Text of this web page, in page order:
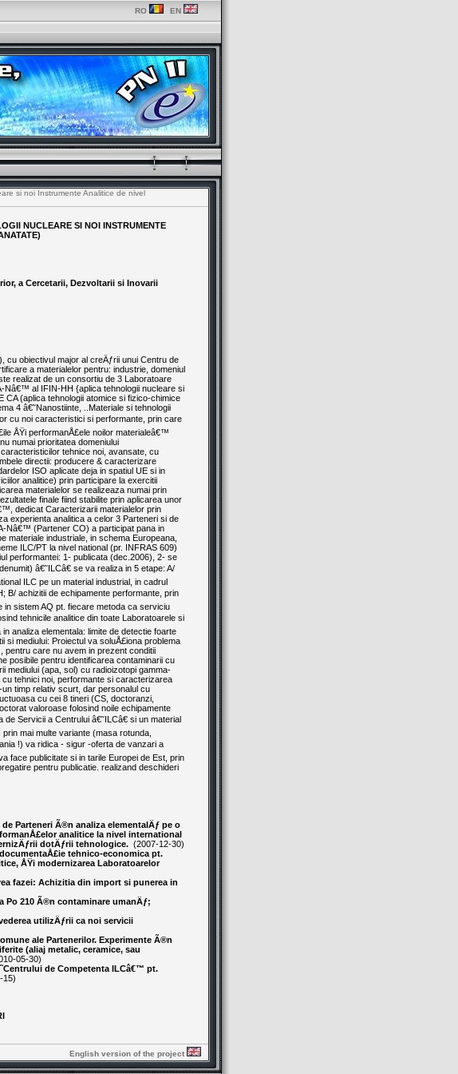
RO EN
si noi Instrumente Analitice de nivel
NUCLEARE SI NOI INSTRUMENTE
a Cercetarii, Dezvoltarii si Inovarii
cu obiectivul major al creÄƒrii unui Centru de
a materialelor pentru: industrie, domeniul
realizat de un consortiu de 3 Laboratoare
Nâ€™ al IFIN-HH {aplica tehnologii nucleare si
CA (aplica tehnologii atomice si fizico-chimice
4 â€˜Nanostiinte, ..Materiale si tehnologii
cu noi caracteristici si performante, prin care
ÅŸi performanÅ£ele noilor materialeâ€™
numai prioritatea domeniului
tehnice noi, avansate, cu
directii: producere & caracterizare
ISO aplicate deja in spatiul UE si in
analitice) prin participare la exercitii
materialelor se realizeaza numai prin
finale fiind stabilite prin aplicarea unor
dedicat Caracterizarii materialelor prin
experienta analitica a celor 3 Parteneri si de
Nâ€™ (Partener CO) a participat pana in
materiale industriale, in schema Europeana,
ILC/PT la nivel national (pr. INFRAS 609)
performantei: 1- publicata (dec.2006), 2- se
â€˜ILCâ€ se va realiza in 5 etape: A/
ILC pe un material industrial, in cadrul
B/ achizitii de echipamente performante, prin
in sistem AQ pt. fiecare metoda ca serviciu
tehnicile analitice din toate Laboratoarele si
analiza elementala: limite de detectie foarte
si mediului: Proiectul va soluÅ£iona problema
pentru care nu avem in prezent conditii
posibile pentru identificarea contaminarii cu
mediului (apa, sol) cu radioizotopi gamma-
tehnici noi, performante si caracterizarea
timp relativ scurt, dar personalul cu
cu cei 8 tineri (CS, doctoranzi,
valoroase folosind noile echipamente
Servicii a Centrului â€˜ILCâ€ si un material
mai multe variante (masa rotunda,
!) va ridica - sigur -oferta de vanzari a
face publicitate si in tarile Europei de Est, prin
pentru publicatie. realizand deschideri
Parteneri Ã®n analiza elementalÄƒ pe o
analitice la nivel international
dotÄƒrii tehnologice. (2007-12-30)
tehnico-economica pt.
ÅŸi modernizarea Laboratoarelor
fazei: Achizitia din import si punerea in
Po 210 Ã®n contaminare umanÄƒ;
utilizÄƒrii ca noi servicii
ale Partenerilor. Experimente Ã®n
(aliaj metalic, ceramice, sau
05-30)
de Competenta ILCâ€™ pt.
15)
English version of the project